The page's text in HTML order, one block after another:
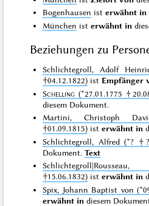
Bogenhausen isterwähnt in
München isterwähnt in
Beziehungen zu
Schlichtegroll, Adolf
†04.12.1822) ist Empfänger
Schelling (*27.01.1775
diesem Dokument.
Martini, Christoph
†01.09.1815) isterwähnt in
Schlichtegroll, Alfred (*?
Dokument.Text
†15.06.1832) isterwähnt in
Spix, Johann Baptist von
erwähnt in diesem